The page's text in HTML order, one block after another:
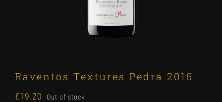
Raventos Textures Pedra 2016
€19.20 Out of stock